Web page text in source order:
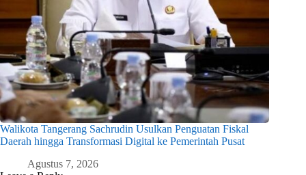
Walikota Tangerang Sachrudin Usulkan Penguatan Fiskal
Daerah hingga Transformasi Digital ke Pemerintah Pusat
Agustus 7, 2026